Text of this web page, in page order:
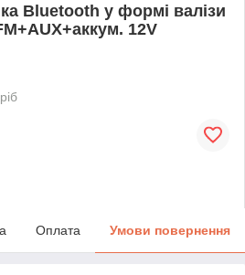
Bluetooth у формі валізи
12V
Оплата Умови повернення